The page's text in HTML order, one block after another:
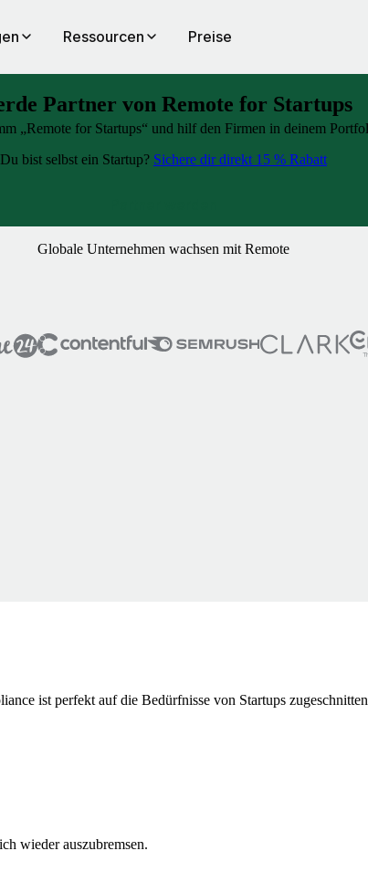
Ressourcen Preise
Partner von Remote for Startups
„Remote for Startups“ und hilf den Firmen in deinem
Du bist selbst ein Startup? Sichere dir direkt 15 % Rabatt
Globale Unternehmen wachsen mit Remote
ist perfekt auf die Bedürfnisse von Startups
wieder auszubremsen.